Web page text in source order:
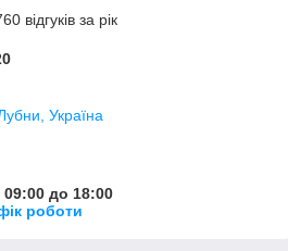
відгуків за рік
Україна
до 18:00
роботи